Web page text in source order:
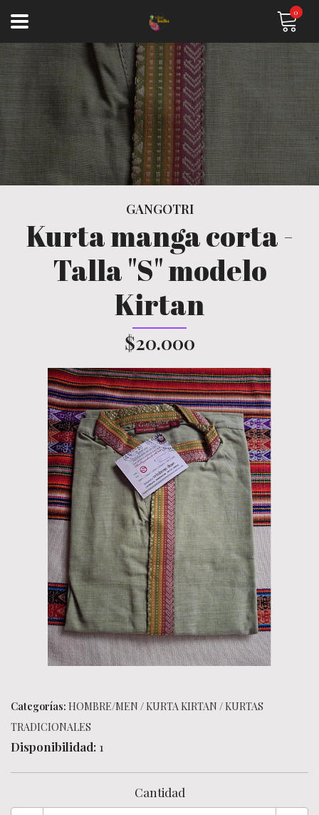
0
GANGOTRI
Kurta manga corta -
Talla "S" modelo
Kirtan
$20.000
Categorías: HOMBRE/MEN /KURTA KIRTAN /KURTAS
TRADICIONALES
Disponibilidad: 1
Cantidad